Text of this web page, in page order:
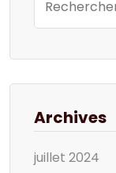
Archives
juillet 2024